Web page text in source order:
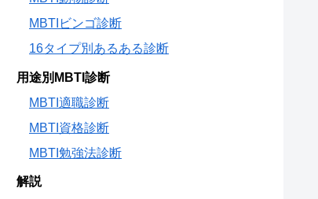
MBTIビンゴ診断
16タイプ別あるある診断
用途別MBTI診断
MBTI適職診断
MBTI資格診断
MBTI勉強法診断
解説